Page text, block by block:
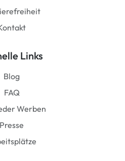
Links
Blog
FAQ
Werben
Presse